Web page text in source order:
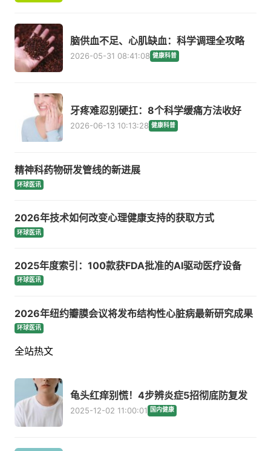
脑供血不足、心肌缺血：科学调理全攻略
2026-05-31 08:41:08 健康科普
牙疼难忍别硬扛：8个科学缓痛方法收好
2026-06-13 10:13:28 健康科普
精神科药物研发管线的新进展
环球医讯
2026年技术如何改变心理健康支持的获取方式
环球医讯
2025年度索引：100款获FDA批准的AI驱动医疗设备
环球医讯
2026年纽约瓣膜会议将发布结构性心脏病最新研究成果
环球医讯
全站热文
龟头红痒别慌！4步辨炎症5招彻底防复发
2025-12-02 11:00:01 国内健康